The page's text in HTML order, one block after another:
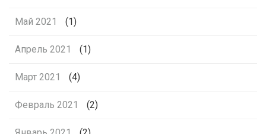
Май 2021 (1)
Апрель 2021 (1)
Март 2021 (4)
Февраль 2021 (2)